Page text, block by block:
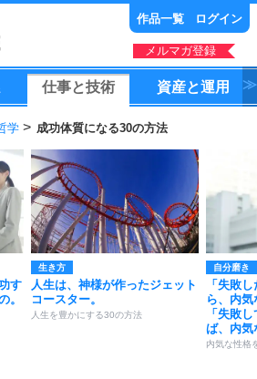
作品一覧 ログイン
メルマガ登録
仕事と技術 資産と運用
学 成功体質になる30の方法
す
。
生き方
人生は、神様が作ったジェット
コースター。
人生を豊かにする30の方法
自分磨き
「失敗
ら、内
「失敗
ば、内気
内気な性格